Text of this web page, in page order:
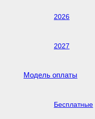
2026
2027
Модель оплаты
Бесплатные